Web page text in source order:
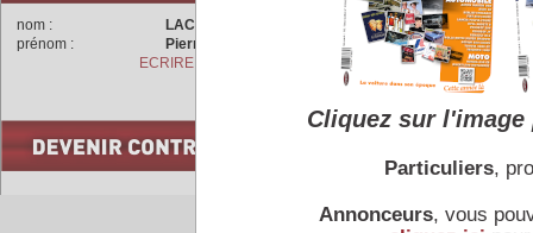
nom :
LACHET
prénom :
Pierre
ECRIRE A L'AUTEUR
Accueil | Conseiller à un
Cliquez sur
Particuliers,
Annonceurs, vous